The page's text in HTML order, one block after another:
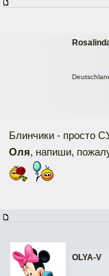
Блинчики - просто
Оля, напиши,
OLYA-V